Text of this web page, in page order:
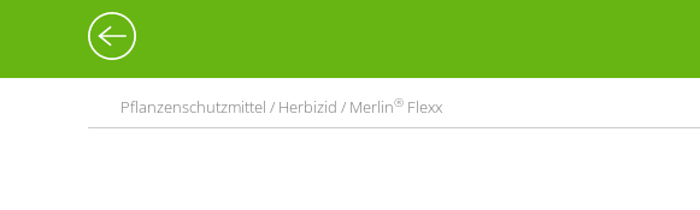
Pflanzenschutzmittel / Herbizid / Merlin® Flexx